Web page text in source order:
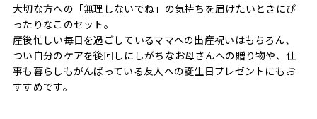
大切な方への「無理しないでね」の気持ちを届けたいときにぴ
ったりなこのセット。
産後忙しい毎日を過ごしているママへの出産祝いはもちろん、
つい自分のケアを後回しにしがちなお母さんへの贈り物や、仕
事も暮らしもがんばっている友人への誕生日プレゼントにもお
すすめです。